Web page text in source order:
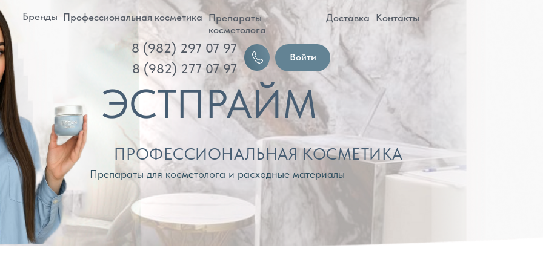
ЭСТПРАЙМ
Препараты для косметолога и расходные материалы
8 (982) 297 07 97
ПРОФЕССИОНАЛЬНАЯ КОСМЕТИКА
Профессиональная косметика Препараты
Контакты
Доставка
8 (982) 277 07 97
Войти